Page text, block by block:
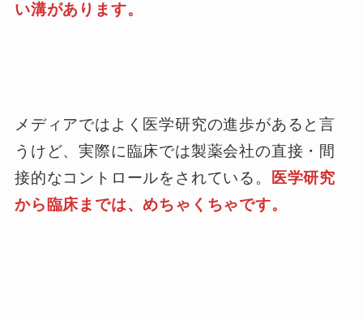
い溝があります。
メディアではよく医学研究の進歩があると言
うけど、実際に臨床では製薬会社の直接・間
接的なコントロールをされている。
医学研究
から臨床までは、めちゃくちゃです。